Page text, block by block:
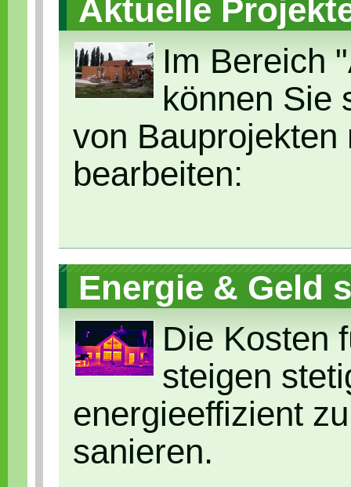
Aktuelle
Im Bereich
können Sie
von
bearbeiten:
Energie & Geld
Die Kosten
steigen
energieeffizient
sanieren.